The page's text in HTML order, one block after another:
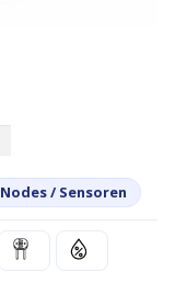
Nodes / Sensoren